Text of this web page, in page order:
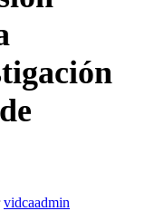
vidcaadmin